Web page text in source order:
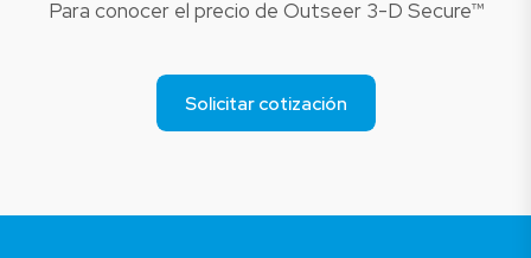
Para conocer el precio de Outseer 3-D Secure™
Solicitar cotización